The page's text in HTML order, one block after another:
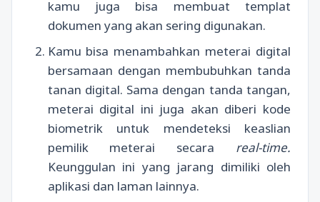
kamu juga bisa membuat templat
dokumen yang akan sering digunakan.
Kamu bisa menambahkan meterai digital
bersamaan dengan membubuhkan tanda
tanan digital. Sama dengan tanda tangan,
meterai digital ini juga akan diberi kode
biometrik untuk mendeteksi keaslian
pemilik meterai secara real-time.
Keunggulan ini yang jarang dimiliki oleh
aplikasi dan laman lainnya.